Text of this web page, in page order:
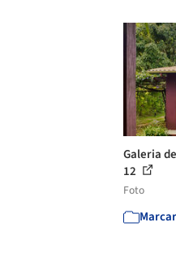
Galeria
12
Foto
Marcar